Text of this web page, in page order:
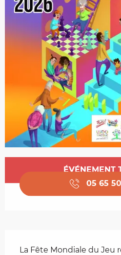
Ouverture etÉVÉNEMENT
05 65
La Fête Mondiale du Jeu